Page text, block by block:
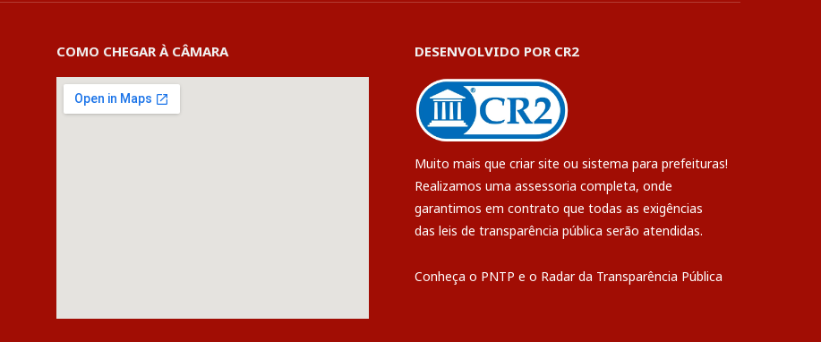
COMO CHEGAR À CÂMARA DESENVOLVIDO POR CR2
Muito mais que criar site ou sistema para prefeituras!
Realizamos uma assessoria completa, onde
garantimos em contrato que todas as exigências
das leis de transparência pública serão atendidas.
Conheça o PNTP e o Radar da Transparência Pública